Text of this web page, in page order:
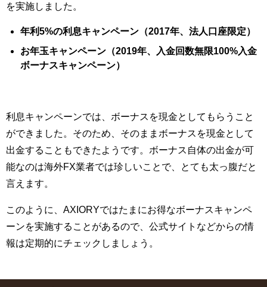
を実施しました。
年利5%の利息キャンペーン（2017年、法人口座限定）
お年玉キャンペーン（2019年、入金回数無限100%入金
ボーナスキャンペーン）
利息キャンペーンでは、ボーナスを現金としてもらうこと
ができました。そのため、そのままボーナスを現金として
出金することもできたようです。ボーナス自体の出金が可
能なのは海外FX業者では珍しいことで、とても太っ腹だと
言えます。
このように、AXIORYではたまにお得なボーナスキャンペ
ーンを実施することがあるので、公式サイトなどからの情
報は定期的にチェックしましょう。